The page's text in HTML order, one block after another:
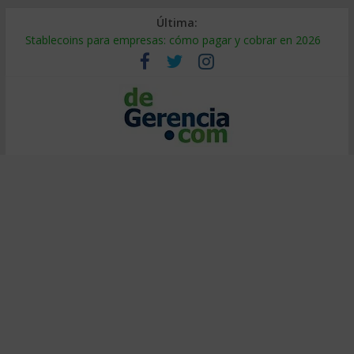
Última:
Stablecoins para empresas: cómo pagar y cobrar en 2026
Despido silencioso: qué es y por qué sale tan caro
IA en selección de personal: cómo auditarla a tiempo
Trabajo forzoso en la cadena de suministro: qué hacer
Mercado hispano de EE. UU.: cómo segmentarlo y venderle